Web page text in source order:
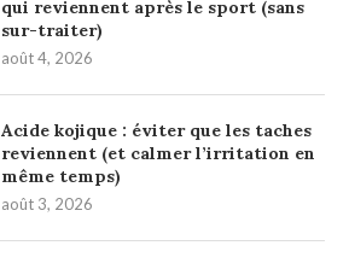
qui reviennent après le sport (sans
sur-traiter)
août 4, 2026
Acide kojique : éviter que les taches
reviennent (et calmer l’irritation en
même temps)
août 3, 2026